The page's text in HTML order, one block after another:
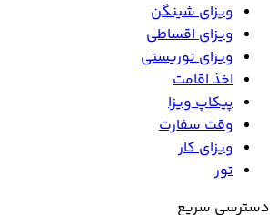
ویزای شینگن
ویزای اقساطی
ویزای توریستی
اخذ اقامت
پیکاپ ویزا
وقت سفارت
ویزای کار
تور
دسترسی سریع